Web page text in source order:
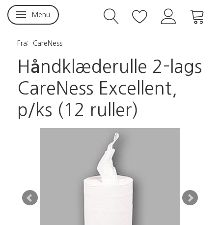
Skifte navigation
Menu
Fra: CareNess
Håndklæderulle 2-lags
CareNess Excellent,
p/ks (12 ruller)